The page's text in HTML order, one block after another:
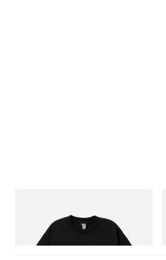
Billionaire Boys Club X Initial D Cotton T-
Acheter maintenant